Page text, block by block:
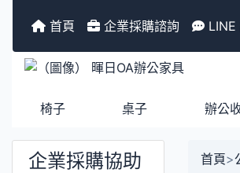
首頁 企業採購諮詢 LINE
椅子 桌子 辦公
企業採購協助 首頁>